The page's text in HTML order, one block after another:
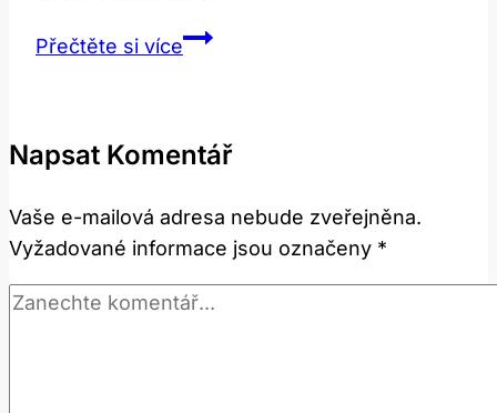
Přečtěte si víceDaisy
rozhodla
plastiku
nosu
Napsat Komentář
Vaše e-mailová adresa nebude zveřejněna.
Vyžadované informace jsou označeny *